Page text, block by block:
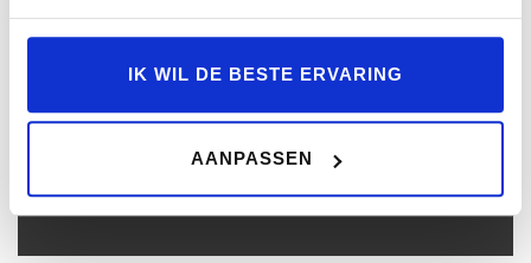
IK WIL DE BESTE ERVARING
AANPASSEN
Lichtmetalen velgen 5-
Parkeersensor voor Grootlichtassistent
Ik wil graag een proefrit maken